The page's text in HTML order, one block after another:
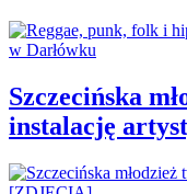
Szczecińska
instalację